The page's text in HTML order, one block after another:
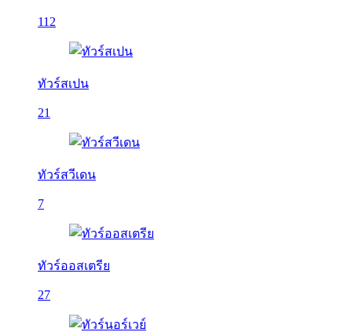
112
ทัวร์สเปน
21
ทัวร์สวีเดน
7
ทัวร์ออสเตรีย
27